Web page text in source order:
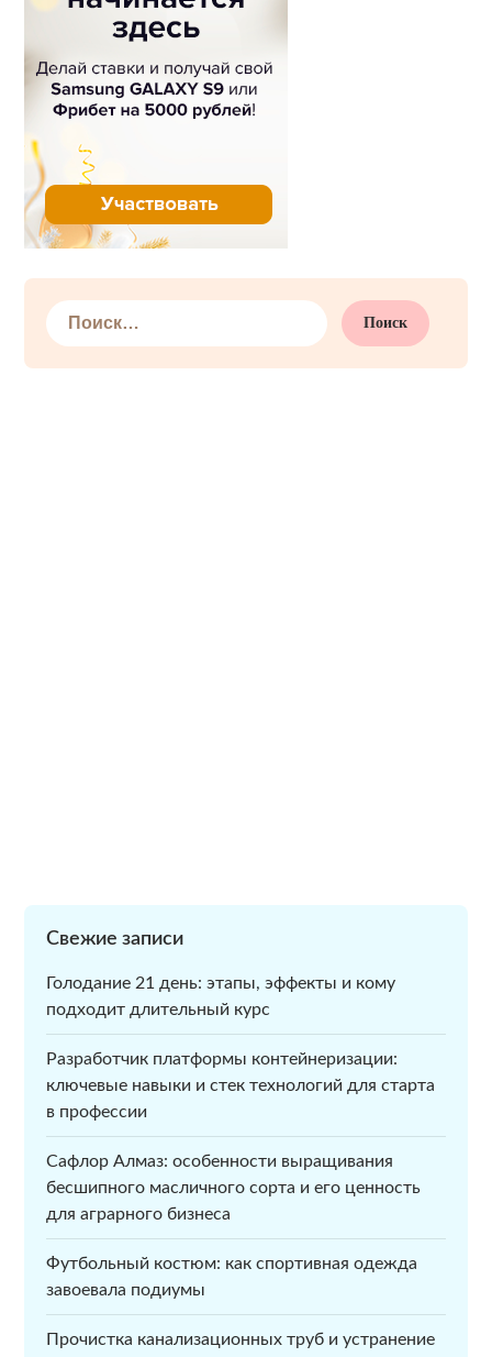
Найти:
Свежие записи
Голодание 21 день: этапы, эффекты и кому
подходит длительный курс
Разработчик платформы контейнеризации:
ключевые навыки и стек технологий для старта
в профессии
Сафлор Алмаз: особенности выращивания
бесшипного масличного сорта и его ценность
для аграрного бизнеса
Футбольный костюм: как спортивная одежда
завоевала подиумы
Прочистка канализационных труб и устранение